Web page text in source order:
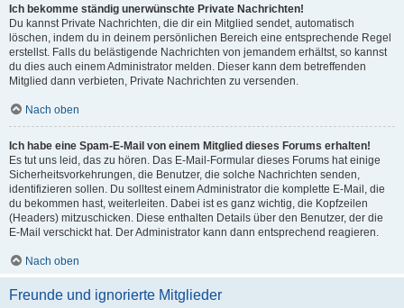
Ich bekomme ständig unerwünschte Private Nachrichten!
Du kannst Private Nachrichten, die dir ein Mitglied sendet, automatisch
löschen, indem du in deinem persönlichen Bereich eine entsprechende Regel
erstellst. Falls du belästigende Nachrichten von jemandem erhältst, so kannst
du dies auch einem Administrator melden. Dieser kann dem betreffenden
Mitglied dann verbieten, Private Nachrichten zu versenden.
Nach oben
Ich habe eine Spam-E-Mail von einem Mitglied dieses Forums erhalten!
Es tut uns leid, das zu hören. Das E-Mail-Formular dieses Forums hat einige
Sicherheitsvorkehrungen, die Benutzer, die solche Nachrichten senden,
identifizieren sollen. Du solltest einem Administrator die komplette E-Mail, die
du bekommen hast, weiterleiten. Dabei ist es ganz wichtig, die Kopfzeilen
(Headers) mitzuschicken. Diese enthalten Details über den Benutzer, der die
E-Mail verschickt hat. Der Administrator kann dann entsprechend reagieren.
Nach oben
Freunde und ignorierte Mitglieder